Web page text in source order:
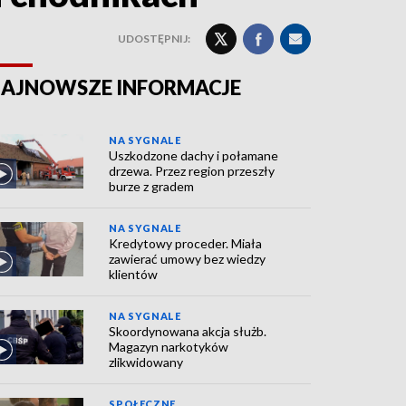
UDOSTĘPNIJ:
INFORMACJE
NA SYGNALE
Uszkodzone dachy i połamane
drzewa. Przez region przeszły
burze z gradem
NA SYGNALE
Kredytowy proceder. Miała
zawierać umowy bez wiedzy
klientów
NA SYGNALE
Skoordynowana akcja służb.
Magazyn narkotyków
zlikwidowany